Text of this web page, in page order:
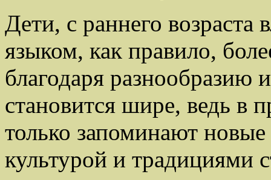
Дети, с раннего
языком, как правило,
благодаря разнообразию
становится шире, ведь в
только запоминают
культурой и традициями